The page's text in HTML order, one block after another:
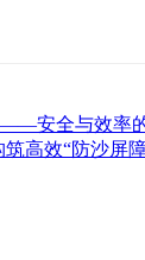
安全与效率
高效“防沙屏